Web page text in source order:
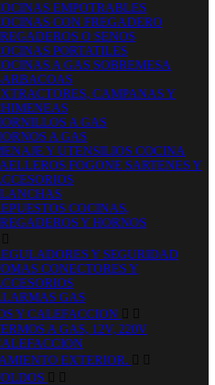
EMPOTRABLES
CON FREGADERO
O SENOS
PORTATILES
A GAS SOBREMESA
CAMPANAS Y
A GAS
A GAS
Y UTENSILIOS COCINA
FOGONE SARTENES Y
COCINAS,
Y HORNOS

Y SEGURIDAD
CONECTORES Y
GAS
Y CALEFACCION  
A GAS, 12V, 220V
EXTERIOR.  
 